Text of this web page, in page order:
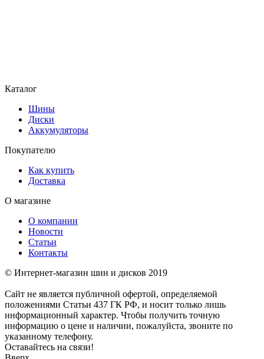
Каталог
Шины
Диски
Аккумуляторы
Покупателю
Как купить
Доставка
О магазине
О компании
Новости
Статьи
Контакты
© Интернет-магазин шин и дисков 2019
Сайт не является публичной офертой, определяемой
положениями Статьи 437 ГК РФ, и носит только лишь
информационный характер. Чтобы получить точную
информацию о цене и наличии, пожалуйста, звоните по
указанному телефону.
Оставайтесь на связи!